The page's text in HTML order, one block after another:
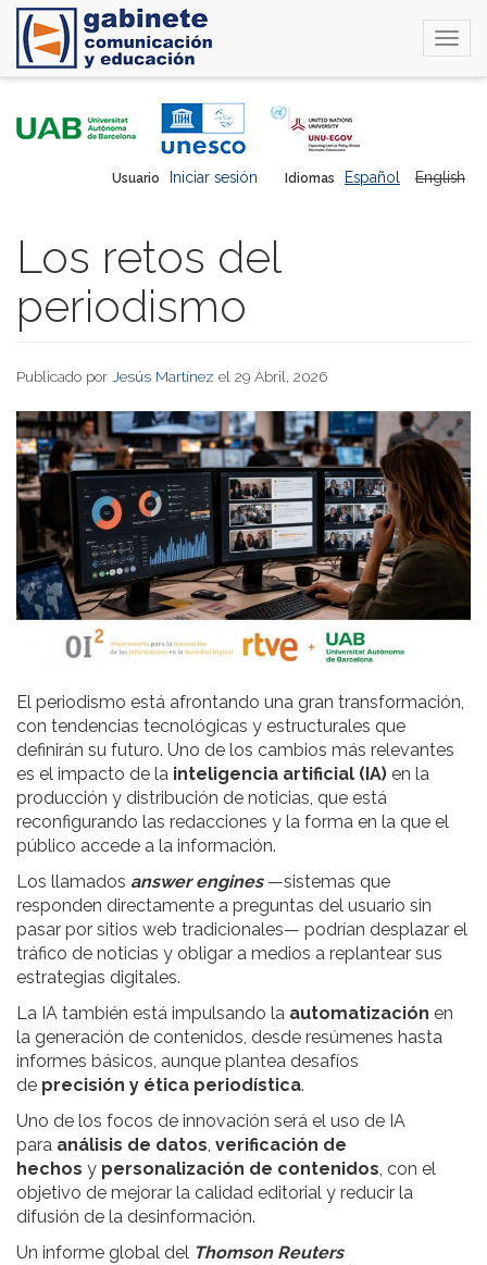
Idiomas Español English
Usuario Iniciar sesión
Los retos del
periodismo
Publicado por Jesús Martínez el 29 Abril, 2026
El periodismo está afrontando una gran transformación,
con tendencias tecnológicas y estructurales que
definirán su futuro. Uno de los cambios más relevantes
es el impacto de la inteligencia artificial (IA) en la
producción y distribución de noticias, que está
reconfigurando las redacciones y la forma en la que el
público accede a la información.
Los llamados answer engines—sistemas que
responden directamente a preguntas del usuario sin
pasar por sitios web tradicionales— podrían desplazar el
tráfico de noticias y obligar a medios a replantear sus
estrategias digitales.
La IA también está impulsando la automatización en
la generación de contenidos, desde resúmenes hasta
informes básicos, aunque plantea desafíos
de precisión y ética periodística.
Uno de los focos de innovación será el uso de IA
para análisis de datos, verificación de
hechos y personalización de contenidos, con el
objetivo de mejorar la calidad editorial y reducir la
difusión de la desinformación.
Un informe global del Thomson Reuters